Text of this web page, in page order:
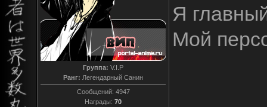
Группа: V.I.P
Ранг: Легендарный Санин
Сообщений: 4947
Награды: 70
Я
Мой